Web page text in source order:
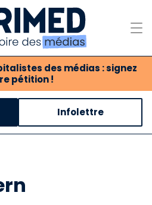
des médias : signez
pétition !
association
des médias
revue
Infolettre